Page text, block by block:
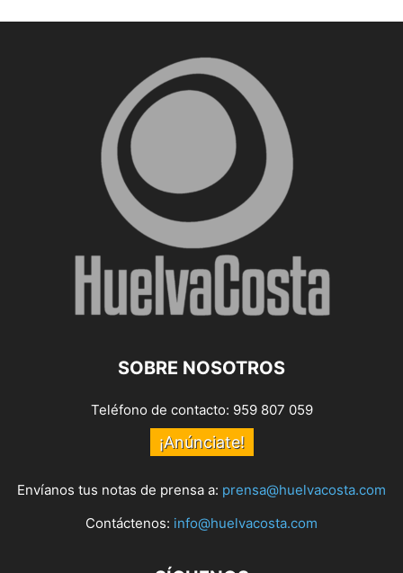
SOBRE NOSOTROS
Teléfono de contacto: 959 807 059
¡Anúnciate!
Envíanos tus notas de prensa a: prensa@huelvacosta.com
Contáctenos: info@huelvacosta.com